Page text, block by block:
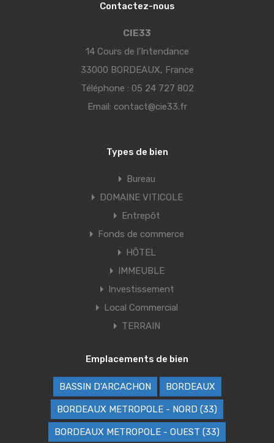
Contactez-nous
CIE33
14 Cours de l’Intendance
33000 BORDEAUX, France
Téléphone : 05 24 727 802
Email: contact@cie33.fr
Types de bien
Bureau
DOMAINE VITICOLE
Entrepôt
Fonds de commerce
HÔTEL
IMMEUBLE
Investissement
Local Commercial
TERRAIN
Emplacements de bien
BASSIN D'ARCACHON BORDEAUX
BORDEAUX METROPOLE - NORD (33)
BORDEAUX METROPOLE - OUEST (33)